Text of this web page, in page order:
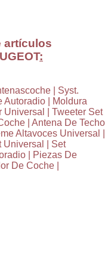
artículos
:
| Syst.
Autoradio | Moldura
Universal | Tweeter Set
| Antena De Techo
Altavoces Universal |
Universal | Set
| Piezas De
De Coche |